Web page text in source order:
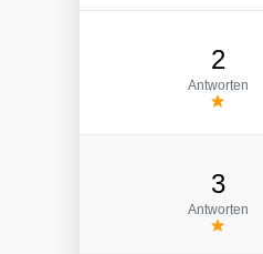
2
Antworten
3
Antworten